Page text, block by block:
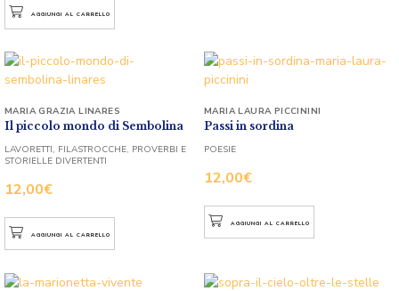
AGGIUNGI AL CARRELLO
Il piccolo mondo di Sembolina
12,00€
MARIA GRAZIA LINARES
LAVORETTI, FILASTROCCHE, PROVERBI E
STORIELLE DIVERTENTI
AGGIUNGI AL CARRELLO
Passi in sordina
12,00€
MARIA LAURA PICCININI
POESIE
AGGIUNGI AL CARRELLO